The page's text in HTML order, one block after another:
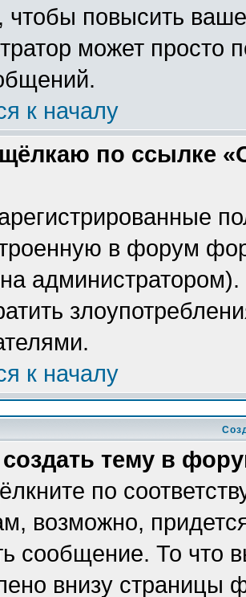
чтобы повысить
может просто
к началу
по ссылке
в форум
к началу
тему в
по
возможно,
сообщение. То что
внизу страницы